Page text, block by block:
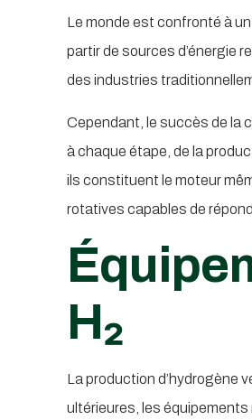
Le monde est confronté à
partir de sources d’énergie
des industries
Cependant, le succès de la
à chaque étape, de la
ils constituent le moteur
rotatives capables de
H₂
La production d’hydrogène
ultérieures, les